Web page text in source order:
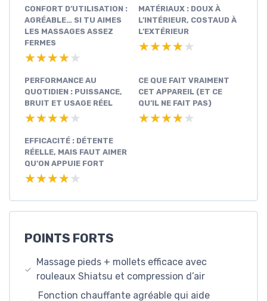
CONFORT D’UTILISATION :
AGRÉABLE… SI TU AIMES
LES MASSAGES ASSEZ
FERMES
★★★★★
★★★★★
MATÉRIAUX : DOUX À
L’INTÉRIEUR, COSTAUD À
L’EXTÉRIEUR
★★★★★
★★★★★
PERFORMANCE AU
QUOTIDIEN : PUISSANCE,
BRUIT ET USAGE RÉEL
★★★★★
★★★★★
CE QUE FAIT VRAIMENT
CET APPAREIL (ET CE
QU’IL NE FAIT PAS)
★★★★★
★★★★★
EFFICACITÉ : DÉTENTE
RÉELLE, MAIS FAUT AIMER
QU’ON APPUIE FORT
★★★★★
★★★★★
POINTS FORTS
Massage pieds + mollets efficace avec
rouleaux Shiatsu et compression d’air
Fonction chauffante agréable qui aide